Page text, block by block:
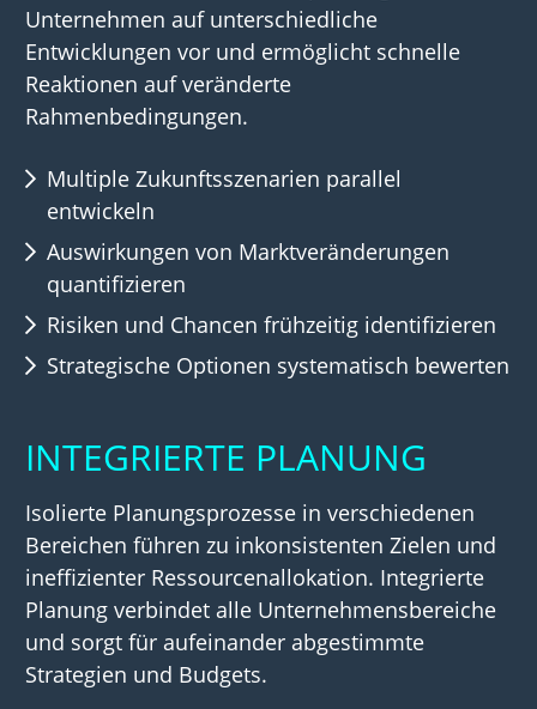
Unternehmen auf unterschiedliche
Entwicklungen vor und ermöglicht schnelle
Reaktionen auf veränderte
Rahmenbedingungen.
Multiple Zukunftsszenarien parallel
entwickeln
Auswirkungen von Marktveränderungen
quantifizieren
Risiken und Chancen frühzeitig identifizieren
Strategische Optionen systematisch bewerten
INTEGRIERTE PLANUNG
Isolierte Planungsprozesse in verschiedenen
Bereichen führen zu inkonsistenten Zielen und
ineffizienter Ressourcenallokation. Integrierte
Planung verbindet alle Unternehmensbereiche
und sorgt für aufeinander abgestimmte
Strategien und Budgets.